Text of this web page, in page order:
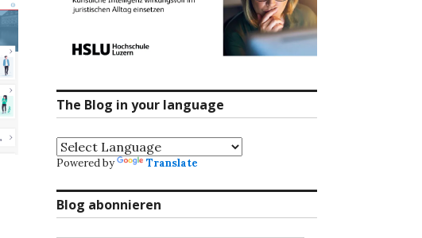
The Blog in your language
Powered by Translate
Blog abonnieren